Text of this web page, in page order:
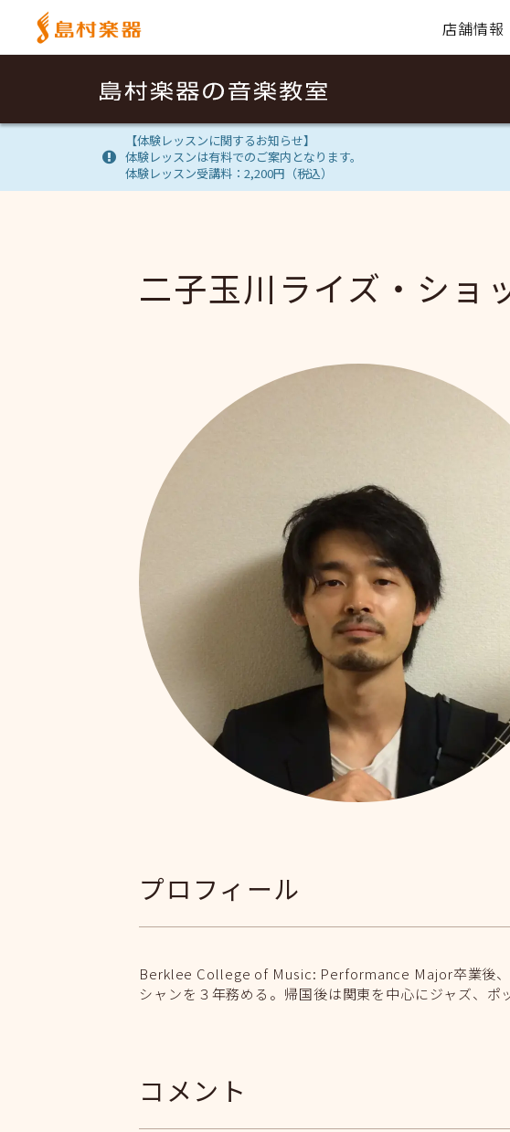
店舗情報
【体験レッスンに関するお知らせ】
体験レッスンは有料でのご案内となります。
体験レッスン受講料：2,200円（税込）
二子玉川ライズ・ショ
プロフィール
Berklee College of Music: Performance Major卒業後、
シャンを３年務める。帰国後は関東を中心にジャズ、
コメント